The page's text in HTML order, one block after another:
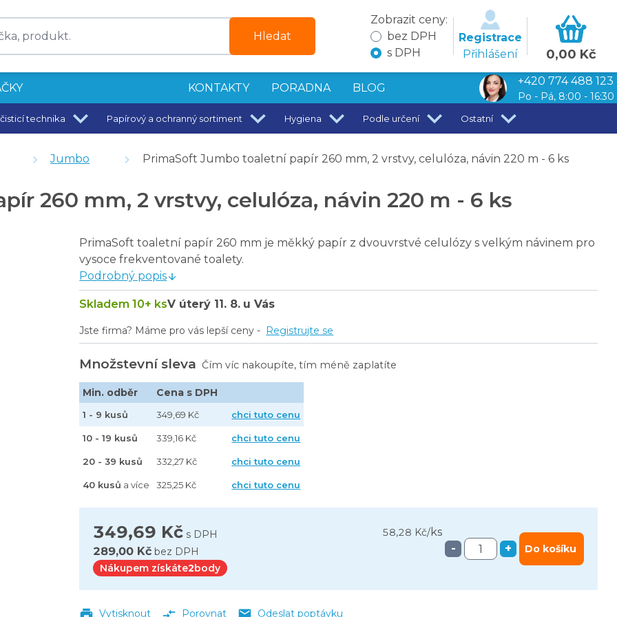
Hledat
Zobrazit ceny:
bez DPH
s DPH
Registrace
Přihlášení
0,00 Kč
KONTAKTY PORADNA BLOG
+420 774 488 123
Po - Pá, 8:00 - 16:30
technika Papírový a ochranný sortiment Hygiena Podle určení Ostatní
návin 247 m - 6 ks
celulóza, návin 240 m - 6 ks
návin 265 m - 6 ks
návin 120 m - 12 ks
návin 250 m - 6 ks
100 m - 12 ks
75% recykl, návin 160 m - 6 ks
Jumbo PrimaSoft Jumbo toaletní papír 260 mm, 2 vrstvy, celulóza, návin 220 m - 6 ks
260 mm, 2 vrstvy, celulóza, návin 220 m - 6 ks
PrimaSoft toaletní papír 260 mm je měkký papír z dvouvrstvé celulózy s velkým návinem pro
vysoce frekventované toalety.
Podrobný popis
349,69 Kč s DPH 58,28 Kč/ks
289,00 Kč bez DPH
Nákupem získáte2body
- + Do košíku
Skladem 10+ ksV úterý 11. 8. u Vás
Jste firma? Máme pro vás lepší ceny - Registrujte se
Množstevní sleva Čím víc nakoupíte, tím méně zaplatíte
Min. odběr Cena s DPH
1 - 9 kusů 349,69 Kč chci tuto cenu
10 - 19 kusů 339,16 Kč chci tuto cenu
20 - 39 kusů 332,27 Kč chci tuto cenu
40 kusů a více 325,25 Kč chci tuto cenu
Vytisknout Porovnat Odeslat poptávku